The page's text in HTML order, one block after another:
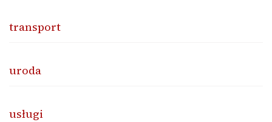
transport
uroda
usługi